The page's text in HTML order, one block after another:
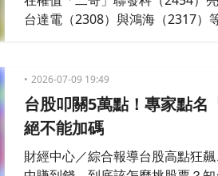
台達電（2308）與鴻海（2317）
2026-07-09 19:49
台股叩關5萬點！專家點
絕不能加碼
財經中心／綜合報導台股高點狂